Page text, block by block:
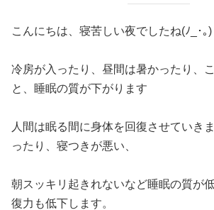
こんにちは、寝苦しい夜でしたね(ﾉ_･｡)
冷房が入ったり、昼間は暑かったり、
と、睡眠の質が下がります
人間は眠る間に身体を回復させていき
ったり、寝つきが悪い、
朝スッキリ起きれないなど睡眠の質が
復力も低下します。